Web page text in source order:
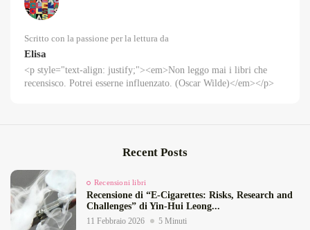
Scritto con la passione per la lettura da
Elisa
<p style="text-align: justify;"><em>Non leggo mai i libri che
recensisco. Potrei esserne influenzato. (Oscar Wilde)</em></p>
Recent Posts
Recensioni libri
Recensione di “E‑Cigarettes: Risks, Research and
Challenges” di Yin‑Hui Leong...
11 Febbraio 2026 5 Minuti